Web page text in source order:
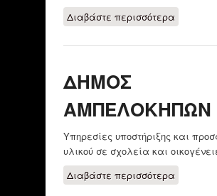
Διαβάστε περισσότεραγια
ΔΗΜΟΣ
ΑΜΠΕΛΟΚΗΠΩΝ
Υπηρεσίες υποστήριξης και
υλικού σε σχολεία και
Διαβάστε περισσότεραγια